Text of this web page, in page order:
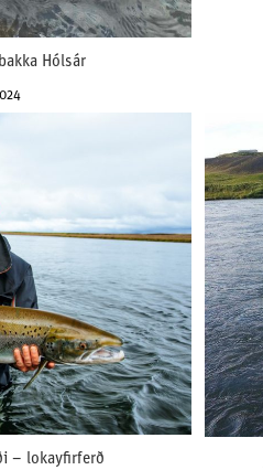
Hólsár
– lokayfirferð